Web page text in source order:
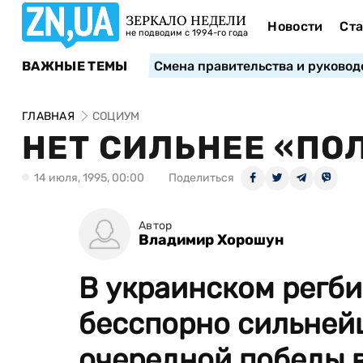
ЗЕРКАЛО НЕДЕЛИ
не подводим с 1994-го года Новости
ВАЖНЫЕ ТЕМЫ Смена правительства и
ГЛАВНАЯ СОЦИУМ
НЕТ СИЛЬНЕЕ
14 июля, 1995, 00:00 Поделиться
Автор
Владимир Хорошун
В украинском
бесспорно